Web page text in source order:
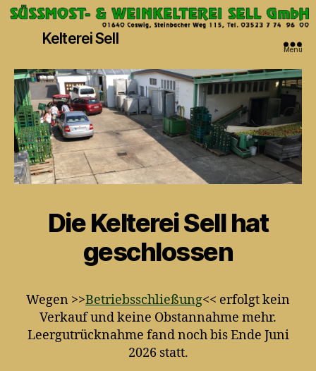
Kelterei Sell
Menü
Die Kelterei Sellhat
geschlossen
Wegen >>Betriebsschließung<< erfolgt kein
Verkauf und keine Obstannahme mehr.
Leergutrücknahme fand noch bis Ende Juni
2026 statt.